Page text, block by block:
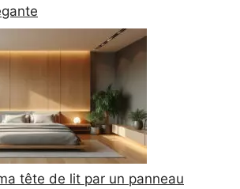
tête de lit par un panneau